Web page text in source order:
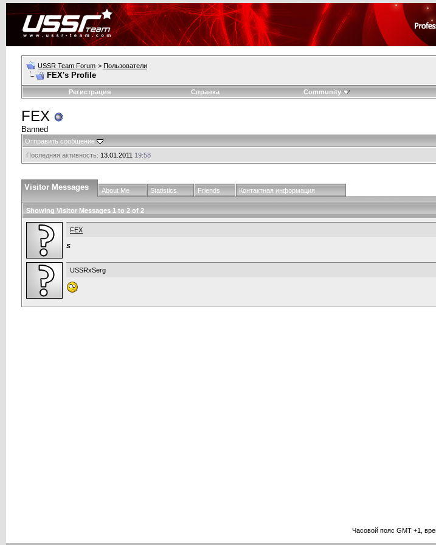
USSR Team Forum > Пользователи
FEX's Profile
Регистрация
Справка Community
FEX
Banned
Отправить сообщение
Последняя активность: 13.01.2011 19:58
Visitor Messages About Me Statistics Friends Контактная информация
Showing Visitor Messages 1 to 2 of 2
FEX
s
USSRxSerg
Часовой пояс GMT +1,